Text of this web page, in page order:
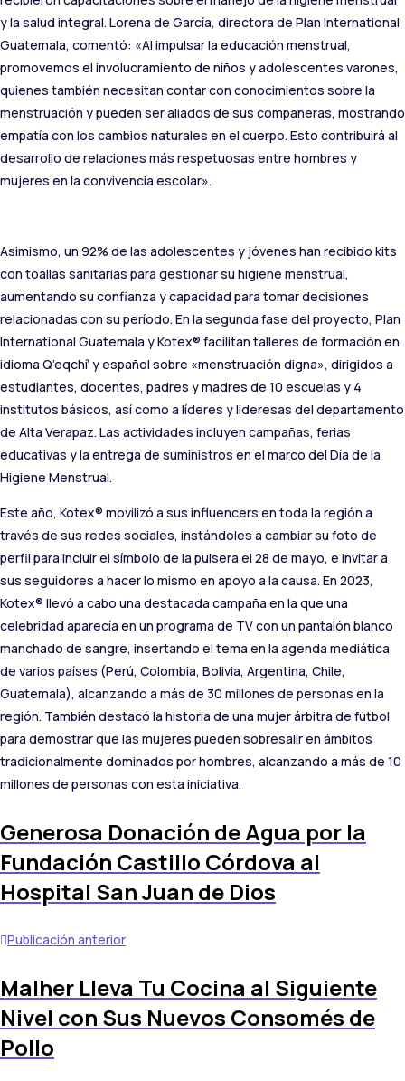
y la salud integral. Lorena de García, directora de Plan International
Guatemala, comentó: «Al impulsar la educación menstrual,
promovemos el involucramiento de niños y adolescentes varones,
quienes también necesitan contar con conocimientos sobre la
menstruación y pueden ser aliados de sus compañeras, mostrando
empatía con los cambios naturales en el cuerpo. Esto contribuirá al
desarrollo de relaciones más respetuosas entre hombres y
mujeres en la convivencia escolar».
Asimismo, un 92% de las adolescentes y jóvenes han recibido kits
con toallas sanitarias para gestionar su higiene menstrual,
aumentando su confianza y capacidad para tomar decisiones
relacionadas con su período. En la segunda fase del proyecto, Plan
International Guatemala y Kotex® facilitan talleres de formación en
idioma Q’eqchí’ y español sobre «menstruación digna», dirigidos a
estudiantes, docentes, padres y madres de 10 escuelas y 4
institutos básicos, así como a líderes y lideresas del departamento
de Alta Verapaz. Las actividades incluyen campañas, ferias
educativas y la entrega de suministros en el marco del Día de la
Higiene Menstrual.
Este año, Kotex® movilizó a sus influencers en toda la región a
través de sus redes sociales, instándoles a cambiar su foto de
perfil para incluir el símbolo de la pulsera el 28 de mayo, e invitar a
sus seguidores a hacer lo mismo en apoyo a la causa. En 2023,
Kotex® llevó a cabo una destacada campaña en la que una
celebridad aparecía en un programa de TV con un pantalón blanco
manchado de sangre, insertando el tema en la agenda mediática
de varios países (Perú, Colombia, Bolivia, Argentina, Chile,
Guatemala), alcanzando a más de 30 millones de personas en la
región. También destacó la historia de una mujer árbitra de fútbol
para demostrar que las mujeres pueden sobresalir en ámbitos
tradicionalmente dominados por hombres, alcanzando a más de 10
millones de personas con esta iniciativa.
Generosa Donación de Agua por la
Fundación Castillo Córdova al
Hospital San Juan de Dios
Publicación anterior
Malher Lleva Tu Cocina al Siguiente
Nivel con Sus Nuevos Consomés de
Pollo